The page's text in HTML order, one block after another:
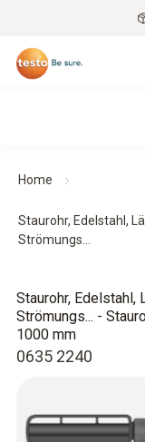
Home
Staurohr, Edelstahl,
Strömungs...
0635 2240
Staurohr,
Strömungs... -
1000 mm